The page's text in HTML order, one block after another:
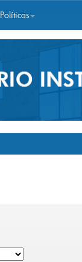
Políticas